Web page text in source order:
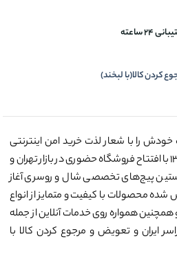
24 ساعته
کردن کالا(با لبخند)
را با شعار لذت خرید امن اینترنتی
توسط یک تیم جوان در سال ۱۳۹۶ با افتتاح فروشگاه حضوری در بازار تهران و
پیج‌های تخصصی شال و روسری آغاز
محصولات با کیفیت و متمایز از انواع
همواره روی خدمات آنلاین از جمله
ایران و تعویض و مرجوع کردن کالا با